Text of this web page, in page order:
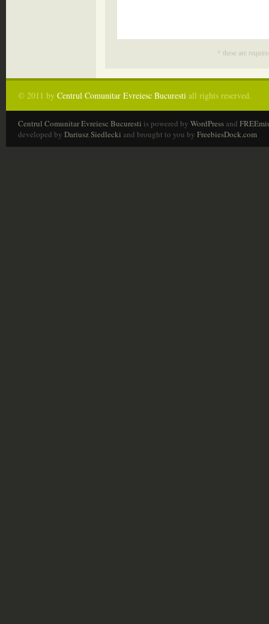
* these are
© 2011 by Centrul Comunitar Evreiesc Bucuresti all rights reserved.
Centrul Comunitar Evreiesc Bucuresti is powered by WordPressand
developed by Dariusz Siedlecki and brought to you by FreebiesDock.com